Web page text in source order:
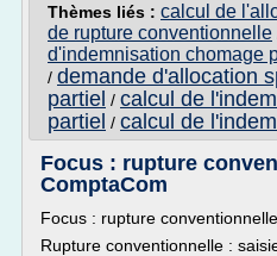
Thèmes liés : calcul de
de rupture conventionnelle
d'indemnisation chomage
/ demande d'allocation
partiel / calcul de
partiel / calcul de
Focus : rupture
ComptaCom
Focus : rupture conventionnelle
Rupture conventionnelle :